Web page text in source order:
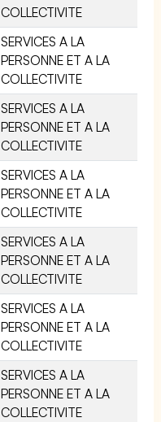
COLLECTIVITE
SERVICES A LA
PERSONNE ET A LA
COLLECTIVITE
SERVICES A LA
PERSONNE ET A LA
COLLECTIVITE
SERVICES A LA
PERSONNE ET A LA
COLLECTIVITE
SERVICES A LA
PERSONNE ET A LA
COLLECTIVITE
SERVICES A LA
PERSONNE ET A LA
COLLECTIVITE
SERVICES A LA
PERSONNE ET A LA
COLLECTIVITE